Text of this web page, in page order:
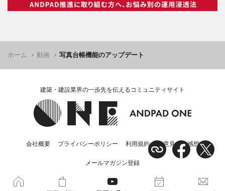
ホーム 動画 写真台帳機能のアップデート
建築・建設業界の一歩先を伝えるコミュニティサイト
会社概要 プライバシーポリシー 利用規約 ご意見・ご感想
メールマガジン登録
© 2024 ANDPAD Co.,Ltd. All rights reserved.